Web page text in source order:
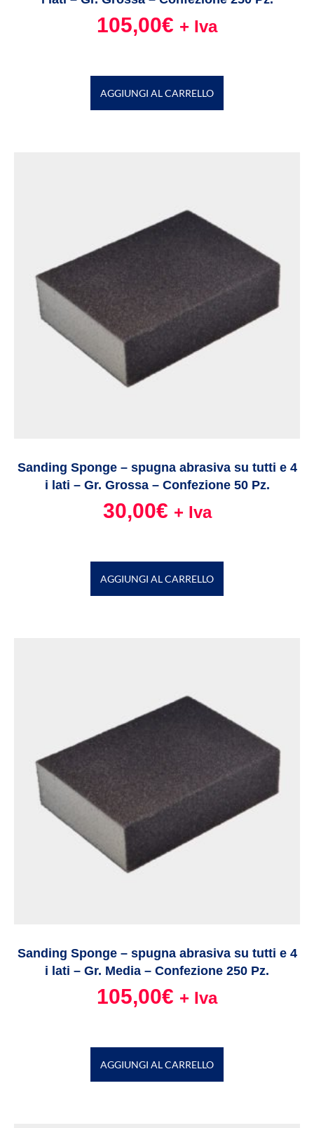
105,00€ + Iva
AGGIUNGI AL CARRELLO
Sanding Sponge – spugna abrasiva su tutti e 4
i lati – Gr. Grossa – Confezione 50 Pz.
30,00€ + Iva
AGGIUNGI AL CARRELLO
Sanding Sponge – spugna abrasiva su tutti e 4
i lati – Gr. Media – Confezione 250 Pz.
105,00€ + Iva
AGGIUNGI AL CARRELLO